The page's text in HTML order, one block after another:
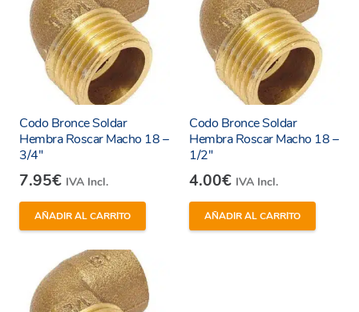
Codo Bronce Soldar
Hembra Roscar Macho 18 –
3/4″
7.95€ IVA Incl.
AÑADIR AL CARRITO
Codo Bronce Soldar
Hembra Roscar Macho 18 –
1/2″
4.00€ IVA Incl.
AÑADIR AL CARRITO